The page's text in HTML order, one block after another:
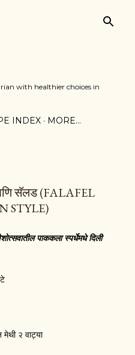
with healthier choices in
INDEX MORE…
सॅलड (FALAFEL
STYLE)
पाककला स्पर्धेमधे दिली
२ वाट्या